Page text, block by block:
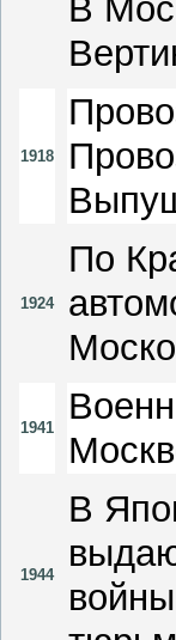
В
1918
1924
По
1941
1944
В